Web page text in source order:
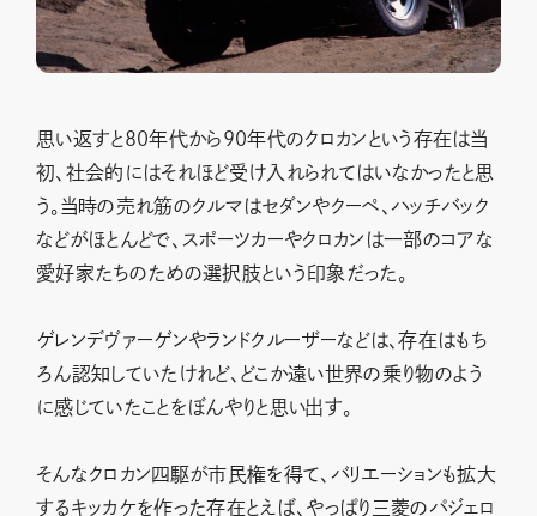
思い返すと80年代から90年代のクロカンという存在は当
初、社会的にはそれほど受け入れられてはいなかったと思
う。当時の売れ筋のクルマはセダンやクーペ、ハッチバック
などがほとんどで、スポーツカーやクロカンは一部のコアな
愛好家たちのための選択肢という印象だった。
ゲレンデヴァーゲンやランドクルーザーなどは、存在はもち
ろん認知していたけれど、どこか遠い世界の乗り物のよう
に感じていたことをぼんやりと思い出す。
そんなクロカン四駆が市民権を得て、バリエーションも拡大
するキッカケを作った存在とえば、やっぱり三菱のパジェロ